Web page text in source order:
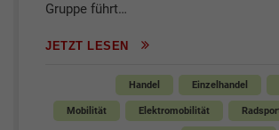
Gruppe führt…
JETZT LESEN
Handel Einzelhandel
Mobilität Elektromobilität